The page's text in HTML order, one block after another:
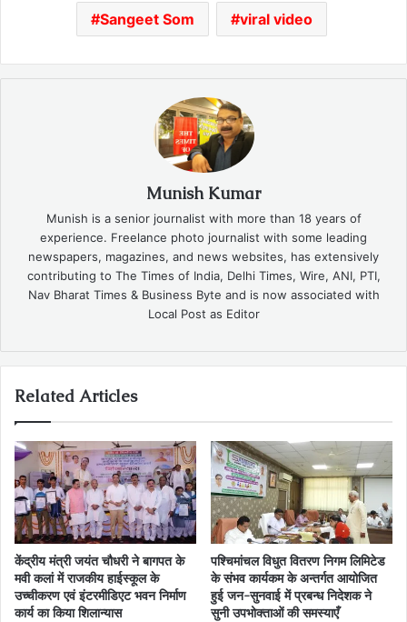
Sangeet Som viral video
Munish Kumar
Munish is a senior journalist with more than 18 years of
experience. Freelance photo journalist with some leading
newspapers, magazines, and news websites, has extensively
contributing to The Times of India, Delhi Times, Wire, ANI, PTI,
Nav Bharat Times & Business Byte and is now associated with
Local Post as Editor
Related Articles
केंद्रीय मंत्री जयंत चौधरी ने बागपत के
मवी कलां में राजकीय हाईस्कूल के
उच्चीकरण एवं इंटरमीडिएट भवन निर्माण
कार्य का किया शिलान्यास
पश्चिमांचल विधुत वितरण निगम लिमिटेड
के संभव कार्यकम के अन्तर्गत आयोजित
हुई जन-सुनवाई में प्रबन्ध निदेशक ने
सुनी उपभोक्ताओं की समस्याएँ